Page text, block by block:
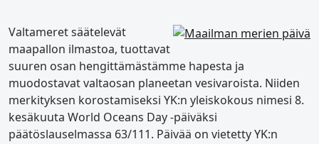
Valtameret säätelevät
maapallon ilmastoa, tuottavat
suuren osan hengittämästämme hapesta ja
muodostavat valtaosan planeetan vesivaroista. Niiden
merkityksen korostamiseksi YK:n yleiskokous nimesi 8.
kesäkuuta World Oceans Day -päiväksi
päätöslauselmassa 63/111. Päivää on vietetty YK:n